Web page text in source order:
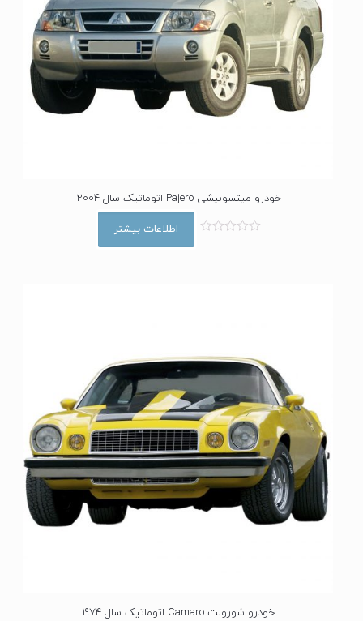
خودرو میتسوبیشی Pajero اتوماتیک سال 2004
اطلاعات بیشتر
خودرو شورولت Camaro اتوماتیک سال 1974